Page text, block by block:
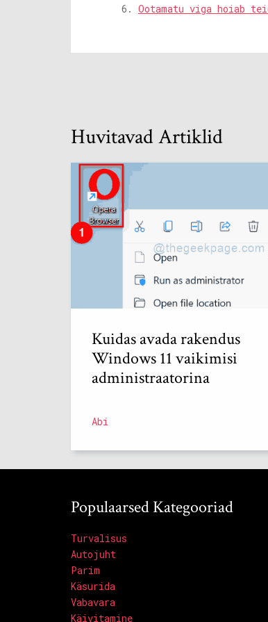
Ootamatu viga hoiab
Huvitavad Artiklid
Kuidas avada rakendus
Windows 11 vaikimisi
administraatorina
Abi
Populaarsed Kategooriad
Turvalisus
Autojuht
Parim
Käsurida
Vabavara
Käivitamine